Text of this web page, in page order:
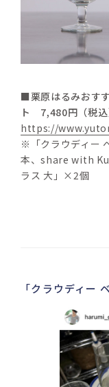
■栗原はるみおす
ト　7,480円（税込
https://
※「クラウディー
本、share with
ラス 大」×2個
「クラウディー